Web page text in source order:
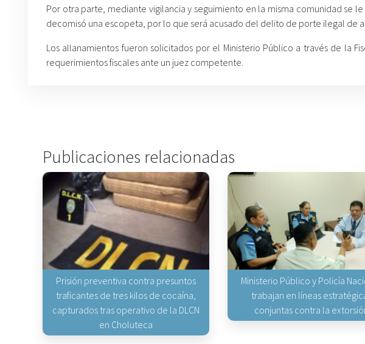
Por otra parte, mediante vigilancia y seguimiento en la misma comunidad se
decomisó una escopeta, por lo que será acusado del delito de porte ilegal de
Los allanamientos fueron solicitados por el Ministerio Público a través de la
requerimientos fiscales ante un juez competente.
Publicaciones relacionadas
Prisión preventiva contra presuntos
traficantes de tres kilos de cocaína,
capturados tras operativo de la DLCN
en Choluteca
Ministerio Público y Policía
trabajan en líneas
conjuntas contra la